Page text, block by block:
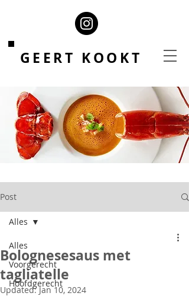
GEERT KOOKT
Post
Alles
Voorgerecht
Hoofdgerecht
Alles
Bolognesesaus met
tagliatelle
Updated:Jan 10, 2024